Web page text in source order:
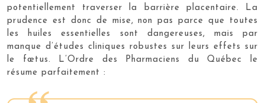
potentiellement traverser la barrière placentaire. La
prudence est donc de mise, non pas parce que toutes
les huiles essentielles sont dangereuses, mais par
manque d’études cliniques robustes sur leurs effets sur
le fœtus. L’Ordre des Pharmaciens du Québec le
résume parfaitement :